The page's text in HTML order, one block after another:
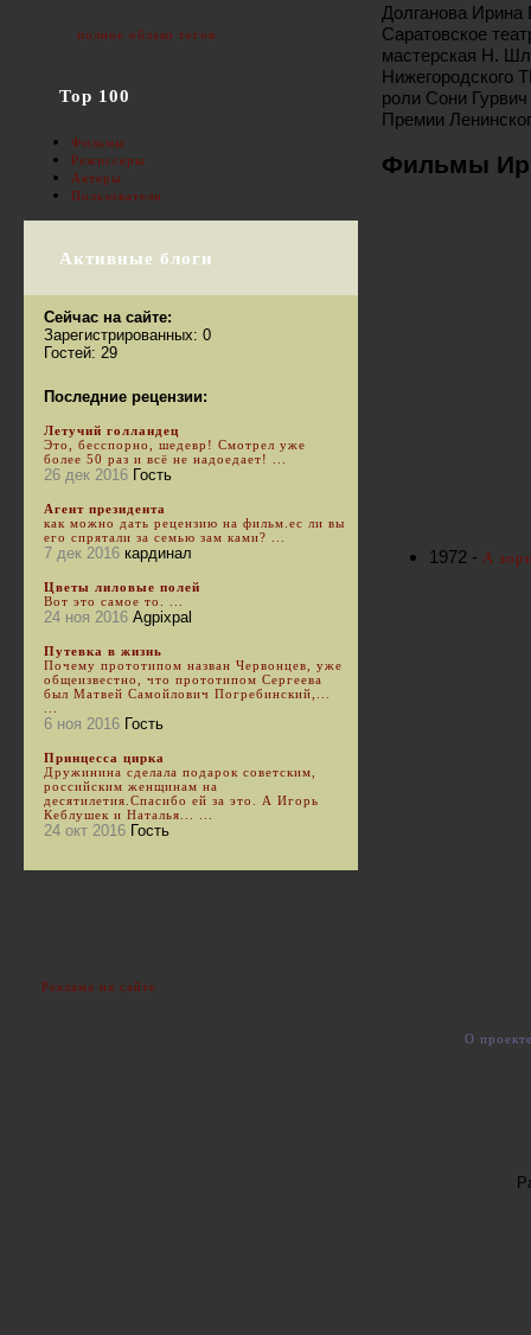
Долганова
Саратовское
мастерская Н.
Нижегородского
роли Сони
Премии
Фильмы
1972 - А
полное облако тегов
Top 100
Фильмы
Режиссеры
Актеры
Пользователи
Активные блоги
Сейчас на сайте:
Зарегистрированных: 0
Гостей: 29
Последние рецензии:
Летучий голландец
Это, бесспорно, шедевр! Смотрел уже
более 50 раз и всё не надоедает! ...
26 дек 2016 Гость
Агент президента
как можно дать рецензию на фильм.ес ли вы
его спрятали за семью зам ками? ...
7 дек 2016 кардинал
Цветы лиловые полей
Вот это самое то. ...
24 ноя 2016 Agpixpal
Путевка в жизнь
Почему прототипом назван Червонцев, уже
общеизвестно, что прототипом Сергеева
был Матвей Самойлович Погребинский,...
6 ноя 2016 Гость
Принцесса цирка
Дружинина сделала подарок советским,
российским женщинам на
десятилетия.Спасибо ей за это. А Игорь
Кеблушек и Наталья... ...
24 окт 2016 Гость
Реклама на сайте
О